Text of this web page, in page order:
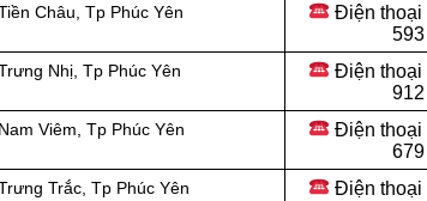
Châu, Tp Phúc Yên Điện thoại
593
Nhị, Tp Phúc Yên Điện thoại
912
Viêm, Tp Phúc Yên
Điện thoại
679
Trắc, Tp Phúc Yên
Điện thoại